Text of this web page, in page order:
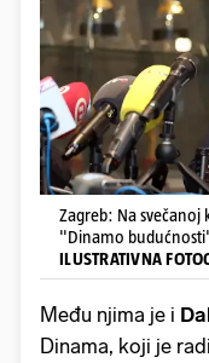
Zagreb: Na svečanoj
"Dinamo
ILUSTRATIVNA
Među njima je i
Dinama, koji je